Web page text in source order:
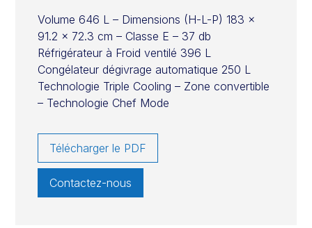
Volume 646 L – Dimensions (H-L-P) 183 x
91.2 x 72.3 cm – Classe E – 37 db
Réfrigérateur à Froid ventilé 396 L
Congélateur dégivrage automatique 250 L
Technologie Triple Cooling – Zone convertible
– Technologie Chef Mode
Télécharger le PDF
Contactez-nous